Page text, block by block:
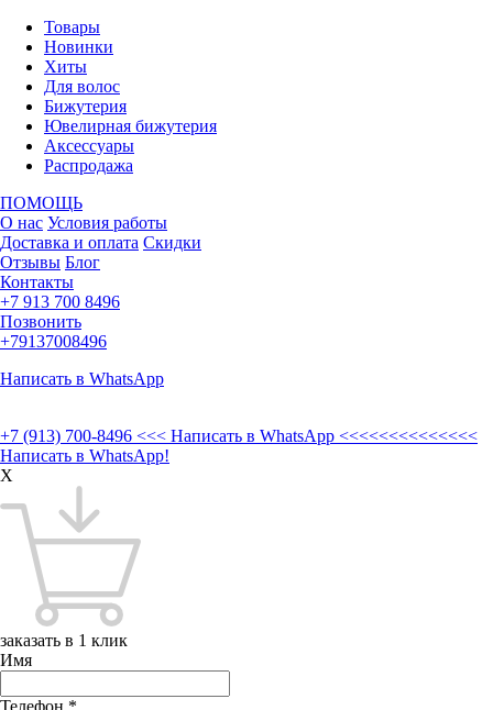
Товары
Новинки
Хиты
Для волос
Бижутерия
Ювелирная бижутерия
Аксессуары
Распродажа
ПОМОЩЬ
О нас Условия работы
Доставка и оплата Скидки
Отзывы Блог
Контакты
+7 913 700 8496
Позвонить
+79137008496
Написать в WhatsApp
+7 (913) 700-8496 <<< Написать в WhatsApp <<<<<<<<<<<<<<
Написать в WhatsApp!
X
заказать в 1 клик
Имя
Телефон *